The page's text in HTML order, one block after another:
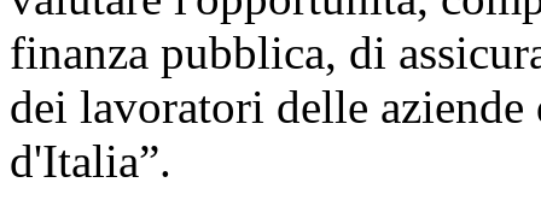
finanza pubblica, di
dei lavoratori delle
d'Italia”.